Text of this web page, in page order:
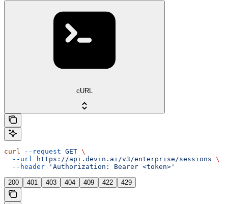
cURL
curl --request GET \
  --url
https://api.devin.ai/v3/enterprise/sessions \
  --header
'Authorization: Bearer <token>'
200 401 403 404 409 422 429